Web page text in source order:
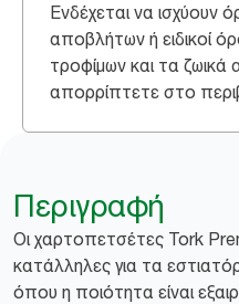
Ενδέχεται να ισχύουν
αποβλήτων ή ειδικοί
τροφίμων και τα
απορρίπτετε στο
Περιγραφή
Οι χαρτοπετσέτες Tork
κατάλληλες για τα
όπου η ποιότητα είναι